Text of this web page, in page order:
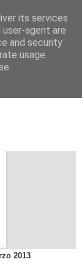
2013
its services
user-agent are
and security
usage